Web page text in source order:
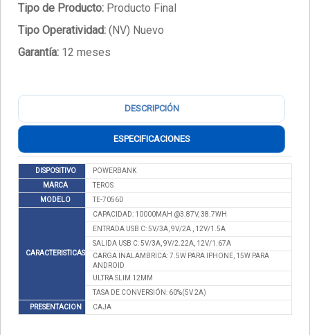
Tipo de Producto: Producto Final
Tipo Operatividad: (NV) Nuevo
Garantía: 12 meses
DESCRIPCIÓN
ESPECIFICACIONES
DISPOSITIVO
POWERBANK
MARCA
TEROS
MODELO
TE-7056D
CARACTERISTICAS
CAPACIDAD: 10000MAH @3.87V, 38.7WH
ENTRADA USB C: 5V/3A, 9V/2A , 12V/1.5A
SALIDA USB C: 5V/3A, 9V/2.22A, 12V/1.67A
CARGA INALAMBRICA: 7.5W PARA IPHONE, 15W PARA
ANDROID
ULTRA SLIM 12MM
TASA DE CONVERSIÓN: 60%(5V 2A)
PRESENTACION
CAJA